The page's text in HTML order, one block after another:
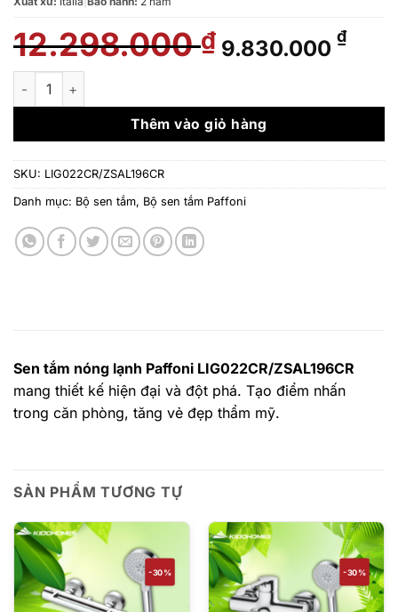
12.298.000₫ Giá
gốc
12.298.000 ₫.
9.830.000 ₫Giá
là:
Sen tắm nóng lạnh Paffoni LIG022CR/ZSAL196CR số lượng
Thêm vào giỏ hàng
SKU: LIG022CR/ZSAL196CR
Danh mục: Bộ sen tắm, Bộ sen tắm Paffoni
Sen tắm nóng lạnh Paffoni LIG022CR/ZSAL196CR
mang thiết kế hiện đại và đột phá. Tạo điểm nhấn
trong căn phòng, tăng vẻ đẹp thẩm mỹ.
SẢN PHẨM TƯƠNG TỰ
-30% -30%